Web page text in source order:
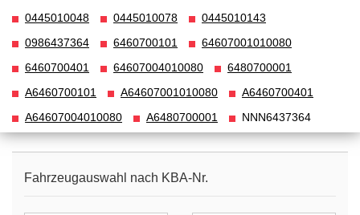
0445010048 0445010078
0445010143
0986437364
6460700101
64607001010080
6460700401
64607004010080
6480700001
A6460700101
A64607001010080
A6460700401
A64607004010080
A6480700001 NNN6437364
Fahrzeugauswahl nach KBA-Nr.